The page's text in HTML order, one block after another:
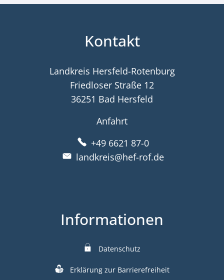
Kontakt
Landkreis Hersfeld-Rotenburg
Friedloser Straße 12
36251 Bad Hersfeld
Anfahrt
+49 6621 87-0
landkreis@hef-rof.de
Informationen
Datenschutz
Erklärung zur Barrierefreiheit